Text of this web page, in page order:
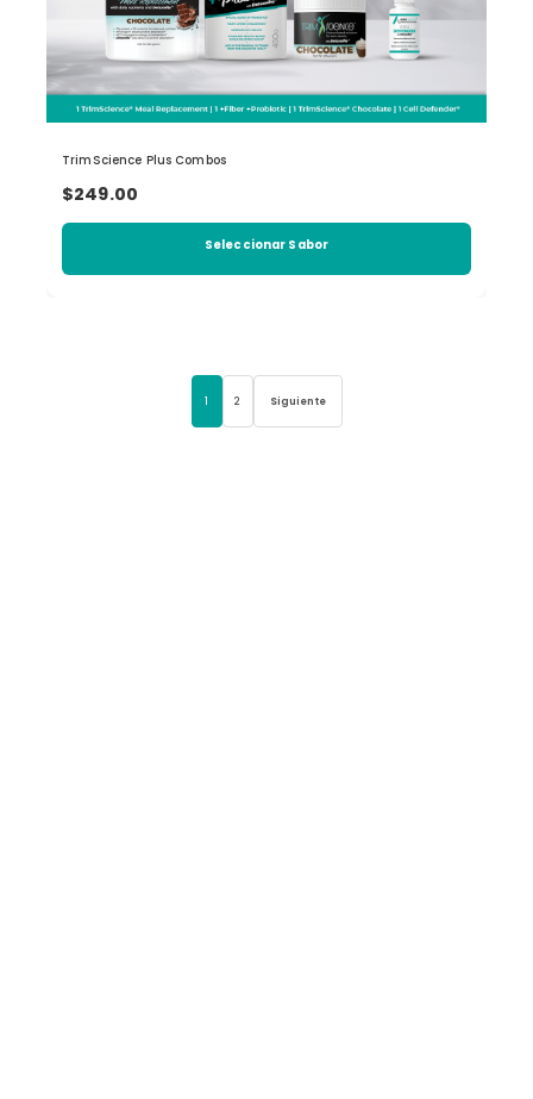
TrimScience Plus Combos
$249.00
Seleccionar Sabor
1 2 Siguiente